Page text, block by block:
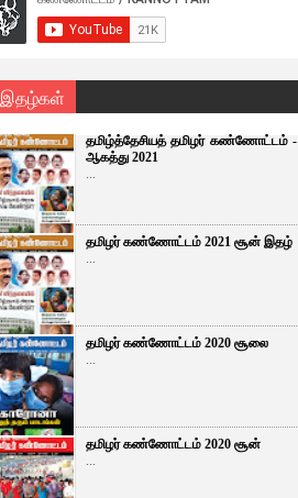
இதழ்கள்
தமிழ்த்தேசியத் தமிழர் கண்ணோட்டம் -
ஆகத்து 2021
...
தமிழர் கண்ணோட்டம் 2021 சூன் இதழ்
...
தமிழர் கண்ணோட்டம் 2020 சூலை
...
தமிழர் கண்ணோட்டம் 2020 சூன்
...